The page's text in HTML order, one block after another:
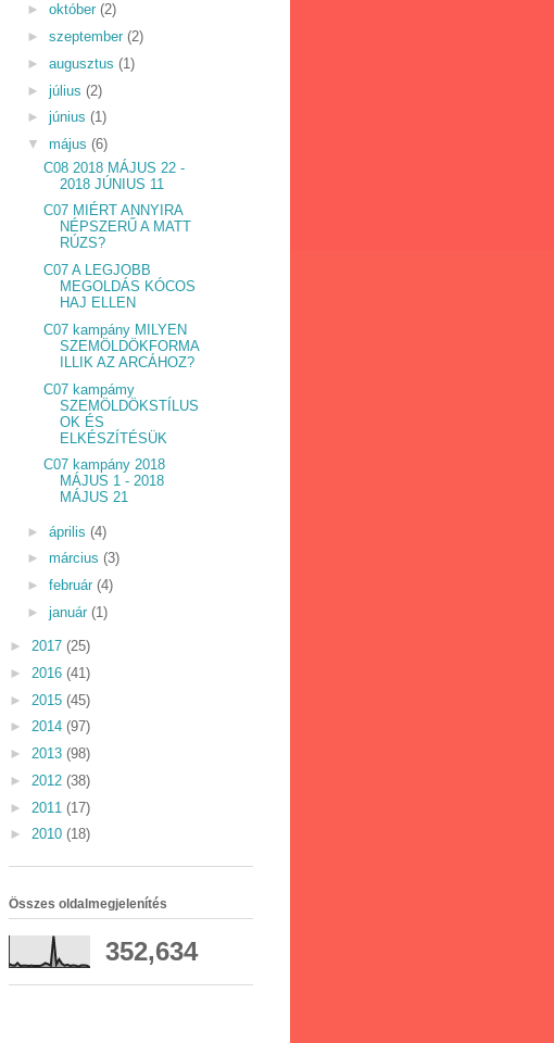
► október (2)
► szeptember (2)
► augusztus (1)
► július (2)
► június (1)
▼ május (6)
C08 2018 MÁJUS 22 -
2018 JÚNIUS 11
C07 MIÉRT ANNYIRA
NÉPSZERŰ A MATT
RÚZS?
C07 A LEGJOBB
MEGOLDÁS KÓCOS
HAJ ELLEN
C07 kampány MILYEN
SZEMÖLDÖKFORMA
ILLIK AZ ARCÁHOZ?
C07 kampámy
SZEMÖLDÖKSTÍLUS
OK ÉS
ELKÉSZÍTÉSÜK
C07 kampány 2018
MÁJUS 1 - 2018
MÁJUS 21
► április (4)
► március (3)
► február (4)
► január (1)
► 2017 (25)
► 2016 (41)
► 2015 (45)
► 2014 (97)
► 2013 (98)
► 2012 (38)
► 2011 (17)
► 2010 (18)
Összes oldalmegjelenítés
352,634